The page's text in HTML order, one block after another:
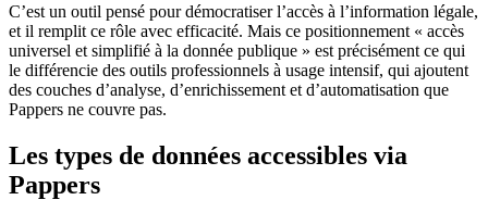
C’est un outil pensé pour démocratiser l’accès à l’information légale,
et il remplit ce rôle avec efficacité. Mais ce positionnement « accès
universel et simplifié à la donnée publique » est précisément ce qui
le différencie des outils professionnels à usage intensif, qui ajoutent
des couches d’analyse, d’enrichissement et d’automatisation que
Pappers ne couvre pas.
Les types de données accessibles via
Pappers